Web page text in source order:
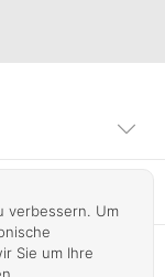
verbessern. Um
Sie um Ihre